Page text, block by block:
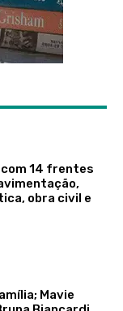
14 frentes
obra civil e
Mavie